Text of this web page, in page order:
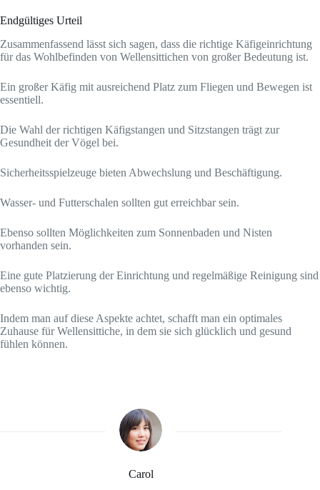
Endgültiges Urteil
Zusammenfassend lässt sich sagen, dass die richtige Käfigeinrichtung
für das Wohlbefinden von Wellensittichen von großer Bedeutung ist.
Ein großer Käfig mit ausreichend Platz zum Fliegen und Bewegen ist
essentiell.
Die Wahl der richtigen Käfigstangen und Sitzstangen trägt zur
Gesundheit der Vögel bei.
Sicherheitsspielzeuge bieten Abwechslung und Beschäftigung.
Wasser- und Futterschalen sollten gut erreichbar sein.
Ebenso sollten Möglichkeiten zum Sonnenbaden und Nisten
vorhanden sein.
Eine gute Platzierung der Einrichtung und regelmäßige Reinigung sind
ebenso wichtig.
Indem man auf diese Aspekte achtet, schafft man ein optimales
Zuhause für Wellensittiche, in dem sie sich glücklich und gesund
fühlen können.
Carol